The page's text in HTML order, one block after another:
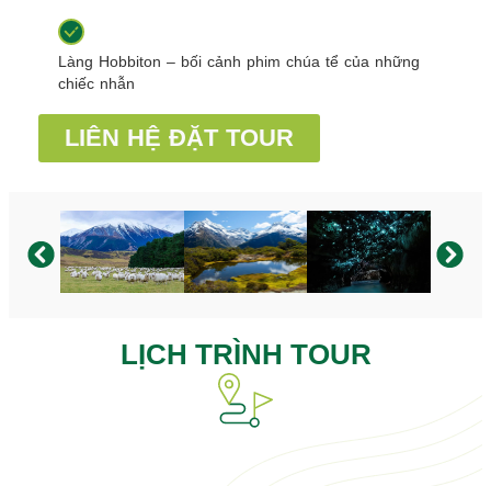
Làng Hobbiton – bối cảnh phim chúa tể của những
chiếc nhẫn
LIÊN HỆ ĐẶT TOUR
LỊCH TRÌNH TOUR